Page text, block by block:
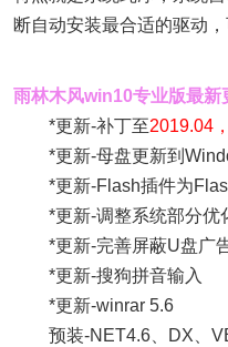
断自动安装最合适的驱动
雨林木风win10专业版最新
*更新-补丁至2019.04
*更新-母盘更新到
*更新-Flash插件为
*更新-调整系统部分优
*更新-完善屏蔽U盘广
*更新-搜狗拼音输入
*更新-winrar 5.6
预装-NET4.6、DX、